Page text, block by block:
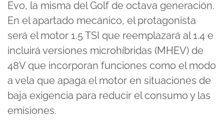
Evo, la misma del Golf de octava generación.
En el apartado mecánico, el protagonista
será el motor 1.5 TSI que reemplazará al 1.4 e
incluirá versiones microhíbridas (MHEV) de
48V que incorporan funciones como el modo
a vela que apaga el motor en situaciones de
baja exigencia para reducir el consumo y las
emisiones.